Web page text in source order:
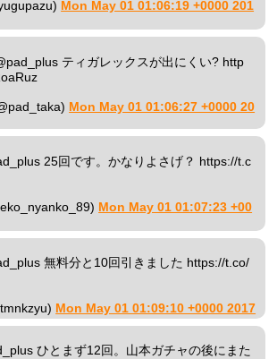
Mon May 01 01:06:19 +0000 201
ティガレックスが出にくい? http
Mon May 01 01:06:27 +0000 20
25回です。かなりよさげ？ https://t.c
Mon May 01 01:07:23 +00
無料分と10回引きました https://t.co/
Mon May 01 01:09:10 +0000 2017
ひとまず12回。山本ガチャの後にまた